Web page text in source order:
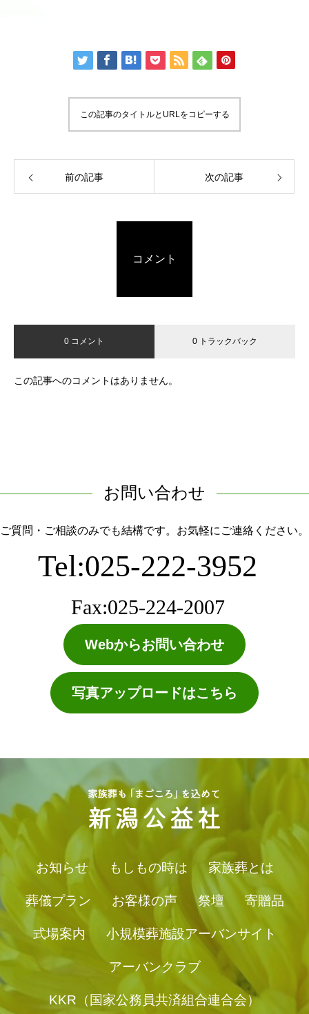
この記事のタイトルとURLをコピーする
前の記事 次の記事
コメント
0 コメント 0 トラックバック
この記事へのコメントはありません。
お問い合わせ
ご質問・ご相談のみでも結構です。お気軽にご連絡ください。
Tel:025-222-3952
Fax:025-224-2007
Webからお問い合わせ
写真アップロードはこちら
お知らせ もしもの時は 家族葬とは
葬儀プラン お客様の声 祭壇 寄贈品
式場案内 小規模葬施設アーバンサイト
アーバンクラブ
KKR（国家公務員共済組合連合会）